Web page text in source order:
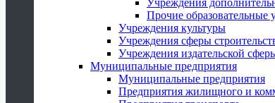
Учреждения
Прочие образовательные
Учреждения культуры
Учреждения сферы
Учреждения издательской
Муниципальные предприятия
Муниципальные предприятия
Предприятия жилищного и